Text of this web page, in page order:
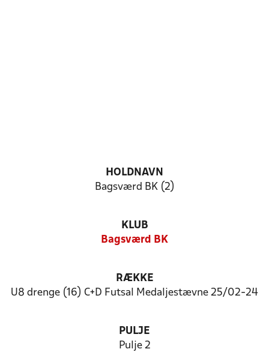
HOLDNAVN
Bagsværd BK (2)
KLUB
Bagsværd BK
RÆKKE
U8 drenge (16) C+D Futsal Medaljestævne 25/02-24
PULJE
Pulje 2